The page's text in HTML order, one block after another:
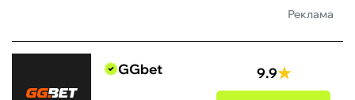
Реклама
GGbet 9.9